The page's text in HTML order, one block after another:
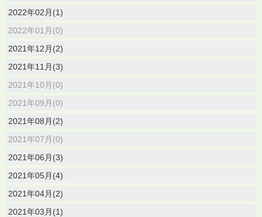
2022年02月(1)
2022年01月(0)
2021年12月(2)
2021年11月(3)
2021年10月(0)
2021年09月(0)
2021年08月(2)
2021年07月(0)
2021年06月(3)
2021年05月(4)
2021年04月(2)
2021年03月(1)